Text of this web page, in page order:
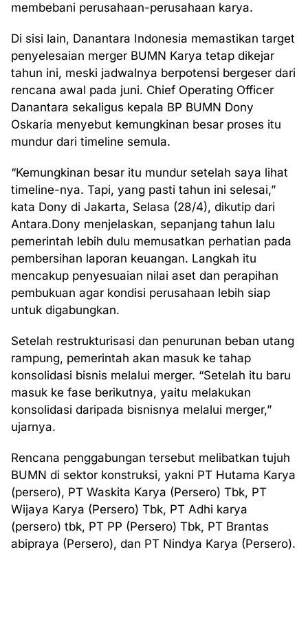
membebani perusahaan-perusahaan karya.
Di sisi lain, Danantara Indonesia memastikan target
penyelesaian merger BUMN Karya tetap dikejar
tahun ini, meski jadwalnya berpotensi bergeser dari
rencana awal pada juni. Chief Operating Officer
Danantara sekaligus kepala BP BUMN Dony
Oskaria menyebut kemungkinan besar proses itu
mundur dari timeline semula.
“Kemungkinan besar itu mundur setelah saya lihat
timeline-nya. Tapi, yang pasti tahun ini selesai,”
kata Dony di Jakarta, Selasa (28/4), dikutip dari
Antara.Dony menjelaskan, sepanjang tahun lalu
pemerintah lebih dulu memusatkan perhatian pada
pembersihan laporan keuangan. Langkah itu
mencakup penyesuaian nilai aset dan perapihan
pembukuan agar kondisi perusahaan lebih siap
untuk digabungkan.
Setelah restrukturisasi dan penurunan beban utang
rampung, pemerintah akan masuk ke tahap
konsolidasi bisnis melalui merger. “Setelah itu baru
masuk ke fase berikutnya, yaitu melakukan
konsolidasi daripada bisnisnya melalui merger,”
ujarnya.
Rencana penggabungan tersebut melibatkan tujuh
BUMN di sektor konstruksi, yakni PT Hutama Karya
(persero), PT Waskita Karya (Persero) Tbk, PT
Wijaya Karya (Persero) Tbk, PT Adhi karya
(persero) tbk, PT PP (Persero) Tbk, PT Brantas
abipraya (Persero), dan PT Nindya Karya (Persero).